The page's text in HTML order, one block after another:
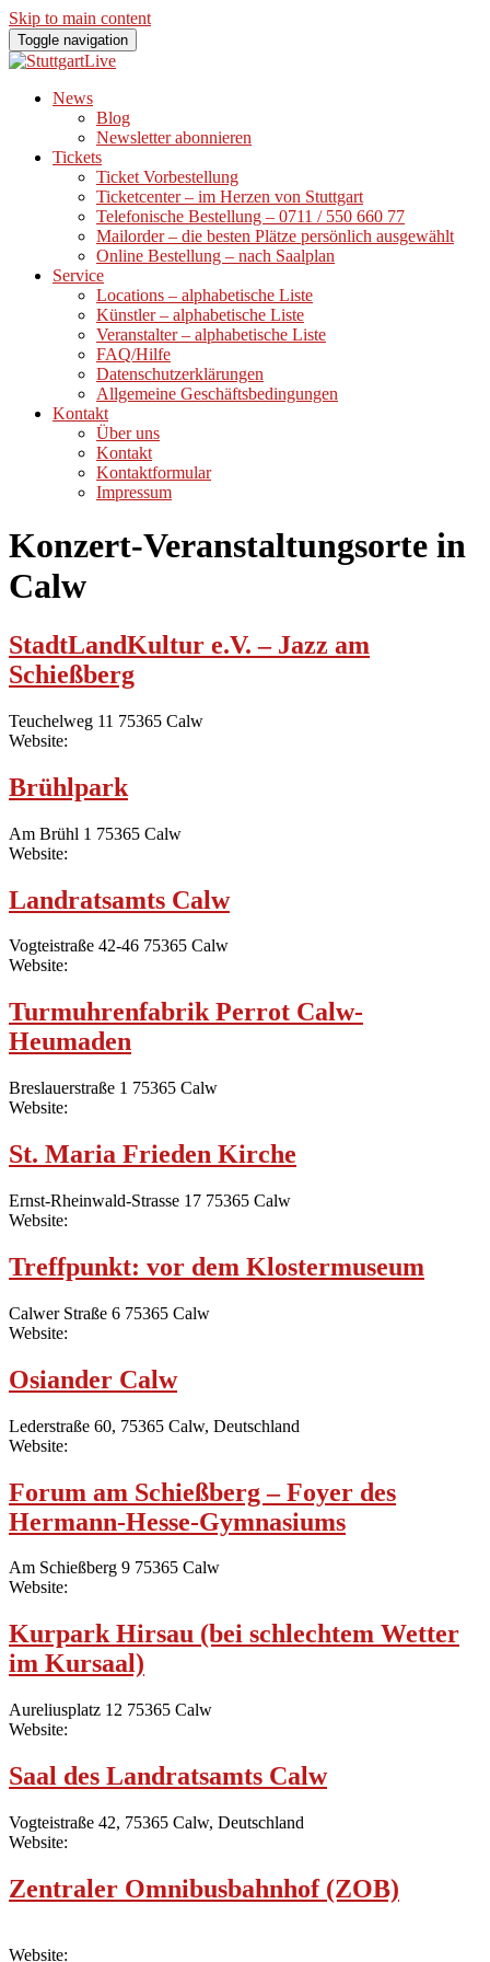
Skip to main content
Toggle navigation
News
Blog
Newsletter abonnieren
Tickets
Ticket Vorbestellung
Ticketcenter – im Herzen von Stuttgart
Telefonische Bestellung – 0711 / 550 660 77
Mailorder – die besten Plätze persönlich ausgewählt
Online Bestellung – nach Saalplan
Service
Locations – alphabetische Liste
Künstler – alphabetische Liste
Veranstalter – alphabetische Liste
FAQ/Hilfe
Datenschutzerklärungen
Allgemeine Geschäftsbedingungen
Kontakt
Über uns
Kontakt
Kontaktformular
Impressum
Konzert-Veranstaltungsorte in
Calw
StadtLandKultur e.V. – Jazz am
Schießberg
Teuchelweg 11 75365 Calw
Website:
Brühlpark
Am Brühl 1 75365 Calw
Website:
Landratsamts Calw
Vogteistraße 42-46 75365 Calw
Website:
Turmuhrenfabrik Perrot Calw-
Heumaden
Breslauerstraße 1 75365 Calw
Website:
St. Maria Frieden Kirche
Ernst-Rheinwald-Strasse 17 75365 Calw
Website:
Treffpunkt: vor dem Klostermuseum
Calwer Straße 6 75365 Calw
Website:
Osiander Calw
Lederstraße 60, 75365 Calw, Deutschland
Website:
Forum am Schießberg – Foyer des
Hermann-Hesse-Gymnasiums
Am Schießberg 9 75365 Calw
Website:
Kurpark Hirsau (bei schlechtem Wetter
im Kursaal)
Aureliusplatz 12 75365 Calw
Website:
Saal des Landratsamts Calw
Vogteistraße 42, 75365 Calw, Deutschland
Website:
Zentraler Omnibusbahnhof (ZOB)
Website: